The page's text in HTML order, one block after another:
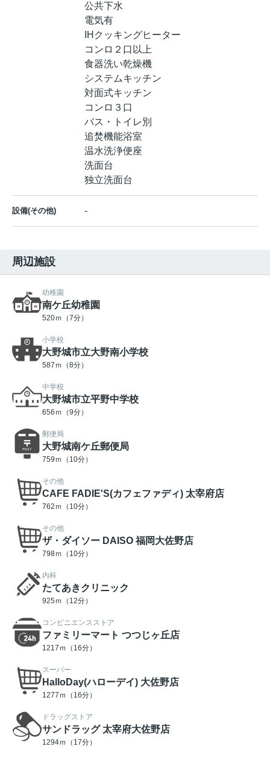
公共下水
電気有
IHクッキングヒーター
コンロ２口以上
食器洗い乾燥機
システムキッチン
対面式キッチン
コンロ３口
バス・トイレ別
追焚機能浴室
温水洗浄便座
洗面台
独立洗面台
設備(その他) -
周辺施設
幼稚園
南ケ丘幼稚園
520ｍ（7分）
小学校
大野城市立大野南小学校
587ｍ（8分）
中学校
大野城市立平野中学校
656ｍ（9分）
郵便局
大野城南ケ丘郵便局
759ｍ（10分）
その他
CAFE FADIE'S(カフェファディ) 太宰府店
762ｍ（10分）
その他
ザ・ダイソー DAISO 福岡大佐野店
798ｍ（10分）
内科
たてあきクリニック
925ｍ（12分）
コンビニエンスストア
ファミリーマート つつじヶ丘店
1217ｍ（16分）
スーパー
HalloDay(ハローデイ) 大佐野店
1277ｍ（16分）
ドラッグストア
サンドラッグ 太宰府大佐野店
1294ｍ（17分）